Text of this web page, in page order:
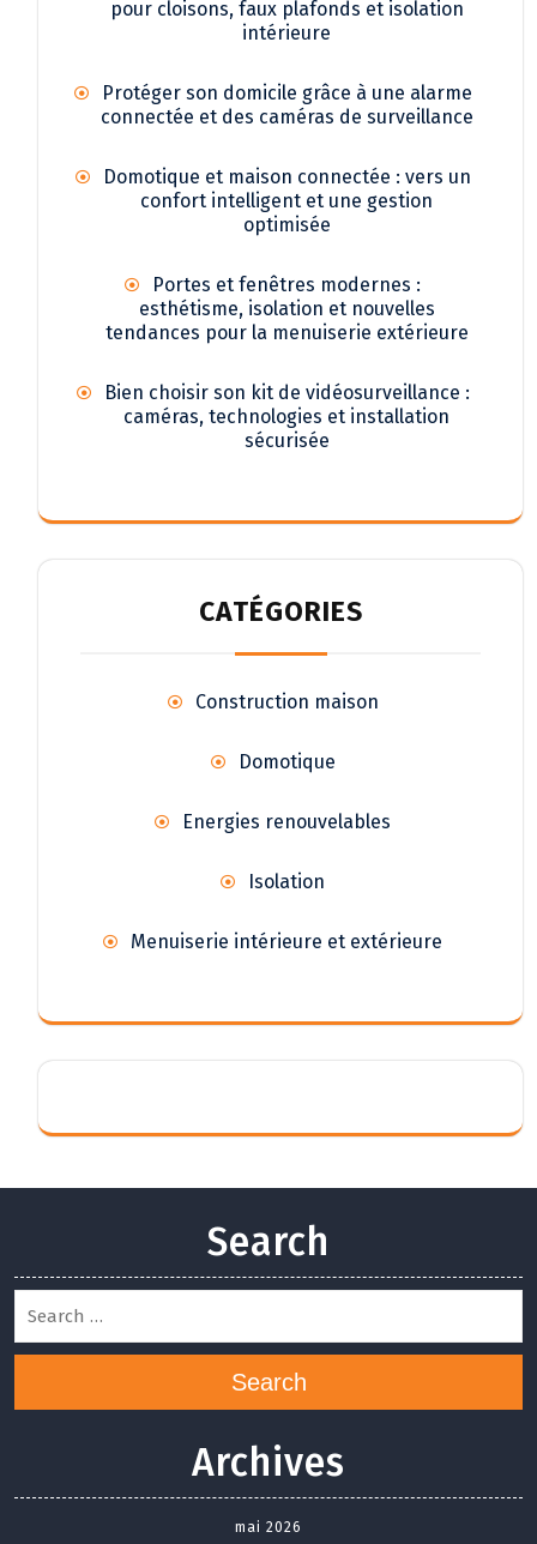
pour cloisons, faux plafonds et isolation
intérieure
Protéger son domicile grâce à une alarme
connectée et des caméras de surveillance
Domotique et maison connectée : vers un
confort intelligent et une gestion
optimisée
Portes et fenêtres modernes :
esthétisme, isolation et nouvelles
tendances pour la menuiserie extérieure
Bien choisir son kit de vidéosurveillance :
caméras, technologies et installation
sécurisée
CATÉGORIES
Construction maison
Domotique
Energies renouvelables
Isolation
Menuiserie intérieure et extérieure
Search
Search
Archives
mai 2026